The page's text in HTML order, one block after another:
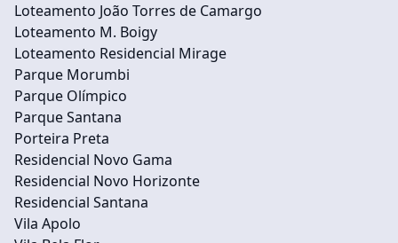
Loteamento João Torres de Camargo
Loteamento M. Boigy
Loteamento Residencial Mirage
Parque Morumbi
Parque Olímpico
Parque Santana
Porteira Preta
Residencial Novo Gama
Residencial Novo Horizonte
Residencial Santana
Vila Apolo